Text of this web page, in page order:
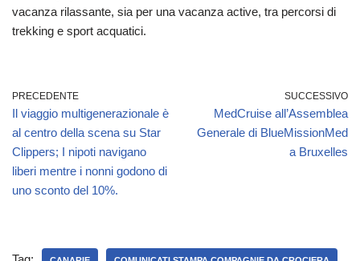
vacanza rilassante, sia per una vacanza active, tra percorsi di
trekking e sport acquatici.
PRECEDENTE
Il viaggio multigenerazionale è
al centro della scena su Star
Clippers; I nipoti navigano
liberi mentre i nonni godono di
uno sconto del 10%.
SUCCESSIVO
MedCruise all’Assemblea
Generale di BlueMissionMed
a Bruxelles